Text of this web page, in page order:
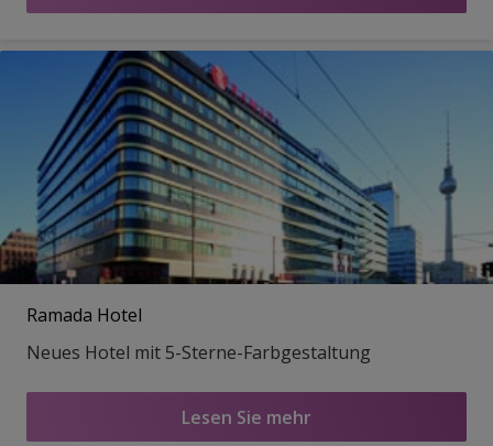
Ramada Hotel
Neues Hotel mit 5-Sterne-Farbgestaltung
Lesen Sie mehr